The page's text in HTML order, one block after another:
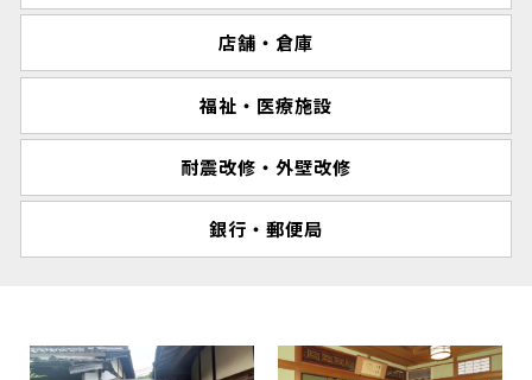
店舗・倉庫
福祉・医療施設
耐震改修・外壁改修
銀行・郵便局